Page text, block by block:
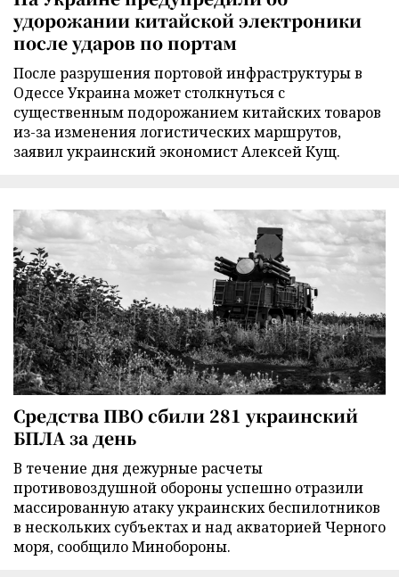
удорожании китайской электроники
после ударов по портам
После разрушения портовой инфраструктуры в
Одессе Украина может столкнуться с
существенным подорожанием китайских товаров
из-за изменения логистических маршрутов,
заявил украинский экономист Алексей Кущ.
Средства ПВО сбили 281 украинский
БПЛА за день
В течение дня дежурные расчеты
противовоздушной обороны успешно отразили
массированную атаку украинских беспилотников
в нескольких субъектах и над акваторией Черного
моря, сообщило Минобороны.